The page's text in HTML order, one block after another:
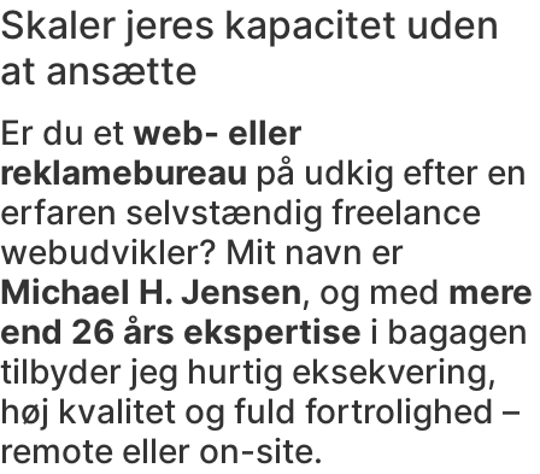
Skaler jeres kapacitet uden
at ansætte
Er du et web- eller
reklamebureau på udkig efter en
erfaren selvstændig freelance
webudvikler? Mit navn er
Michael H. Jensen, og med mere
end 26 års ekspertise i bagagen
tilbyder jeg hurtig eksekvering,
høj kvalitet og fuld fortrolighed –
remote eller on-site.